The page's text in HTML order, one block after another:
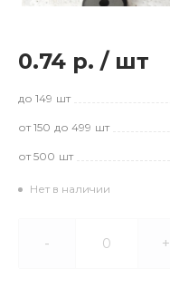
0.74 р. / шт
до 149 шт
от 150 до 499 шт
от 500 шт
Нет в наличии
- +